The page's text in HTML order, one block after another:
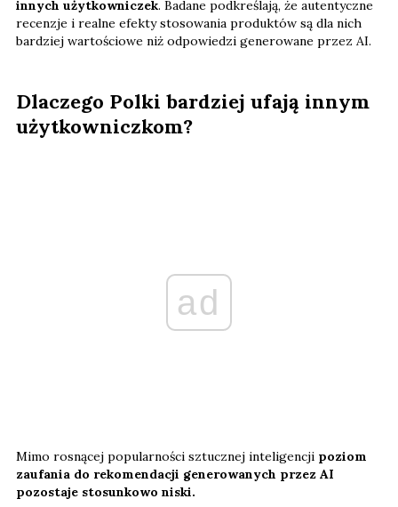
innych użytkowniczek. Badane podkreślają, że autentyczne
recenzje i realne efekty stosowania produktów są dla nich
bardziej wartościowe niż odpowiedzi generowane przez AI.
Dlaczego Polki bardziej ufają innym
użytkowniczkom?
ad
Mimo rosnącej popularności sztucznej inteligencji poziom
zaufania do rekomendacji generowanych przez AI
pozostaje stosunkowo niski.